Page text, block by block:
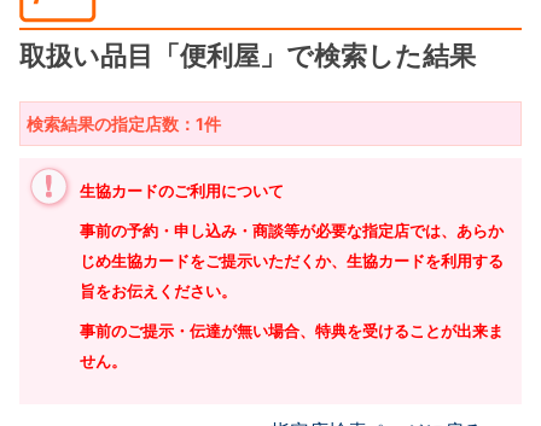
取扱い品目「便利屋」で検索した結果
検索結果の指定店数：1件
生協カードのご利用について
事前の予約・申し込み・商談等が必要な指定店では、あらか
じめ生協カードをご提示いただくか、生協カードを利用する
旨をお伝えください。
事前のご提示・伝達が無い場合、特典を受けることが出来ま
せん。